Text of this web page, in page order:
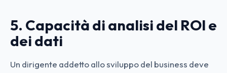
5. Capacità di analisi del ROI e
dei dati
Un dirigente addetto allo sviluppo del business deve